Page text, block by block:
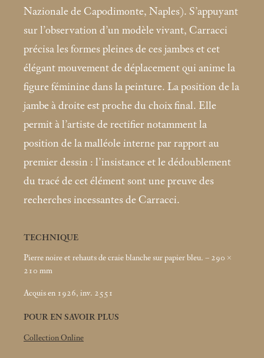
Nazionale de Capodimonte, Naples). S’appuyant
sur l’observation d’un modèle vivant, Carracci
précisa les formes pleines de ces jambes et cet
élégant mouvement de déplacement qui anime la
figure féminine dans la peinture. La position de la
jambe à droite est proche du choix final. Elle
permit à l’artiste de rectifier notamment la
position de la malléole interne par rapport au
premier dessin : l’insistance et le dédoublement
du tracé de cet élément sont une preuve des
recherches incessantes de Carracci.
TECHNIQUE
Pierre noire et rehauts de craie blanche sur papier bleu. – 290 ×
210 mm
Acquis en 1926, inv. 2551
POUR EN SAVOIR PLUS
Collection Online